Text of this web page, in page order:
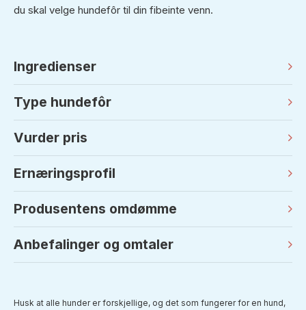
du skal velge hundefôr til din fibeinte venn.
Ingredienser
Type hundefôr
Vurder pris
Ernæringsprofil
Produsentens omdømme
Anbefalinger og omtaler
Husk at alle hunder er forskjellige, og det som fungerer for en hund,